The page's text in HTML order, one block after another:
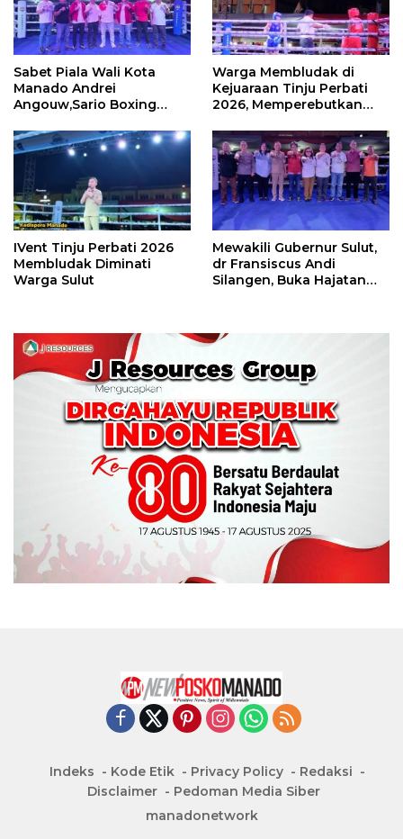
Sabet Piala Wali Kota
Manado Andrei
Angouw,Sario Boxing
Perbati 2026
Warga Membludak di
Kejuaraan Tinju Perbati
2026, Memperebutkan
IVent Tinju Perbati 2026
Membludak Diminati
Warga Sulut
Mewakili Gubernur Sulut,
dr Fransiscus Andi
Silangen, Buka Hajatan
Indeks Kode Etik Privacy Policy
Redaksi
Disclaimer
Pedoman Media Siber
manadonetwork